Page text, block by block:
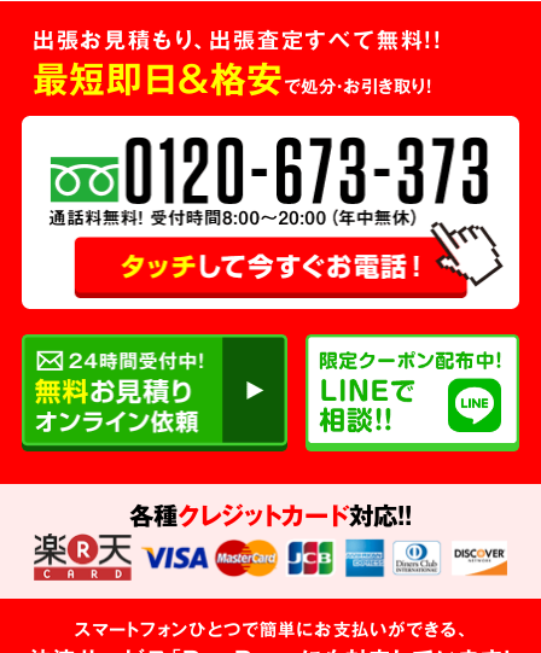
出張お見積もり、出張査定すべて無料!!
最短即日＆格安で処分・お引き取り！
各種クレジットカード対応!!
スマートフォンひとつで簡単にお支払いができる、